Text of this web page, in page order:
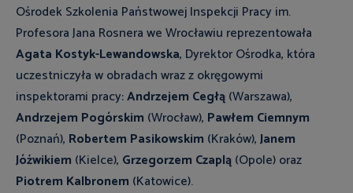
Ośrodek Szkolenia Państwowej Inspekcji Pracy im.
Profesora Jana Rosnera we Wrocławiu reprezentowała
Agata Kostyk-Lewandowska, Dyrektor Ośrodka, która
uczestniczyła w obradach wraz z okręgowymi
inspektorami pracy:Andrzejem Cegłą(Warszawa),
Andrzejem Pogórskim (Wrocław), Pawłem Ciemnym
(Poznań), Robertem Pasikowskim (Kraków),Janem
Jóźwikiem (Kielce), Grzegorzem Czaplą(Opole) oraz
Piotrem Kalbronem (Katowice).